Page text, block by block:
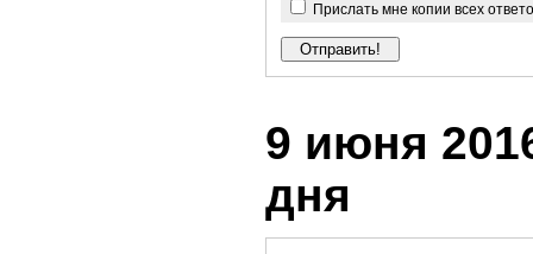
Прислать мне копии всех
9 июня
дня